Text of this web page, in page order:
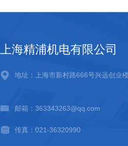
上海精浦机电有限公司
地址：上海市新村路666号兴远创业
邮箱：363343263@qq.com
传真：021-36320990